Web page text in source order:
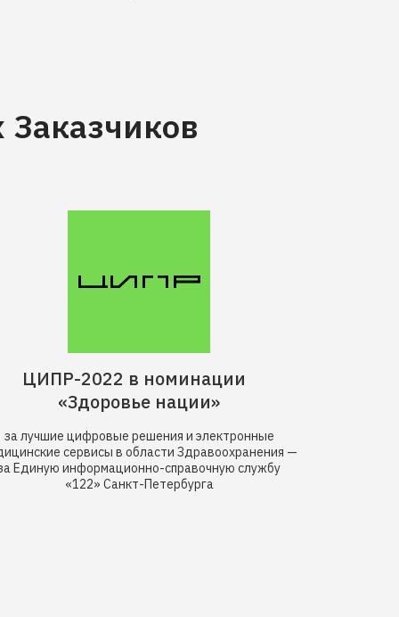
ЦИПР-2022 в номинации
«Здоровье нации»
за лучшие цифровые решения и электронные
сервисы в области Здравоохранения —
Единую информационно-справочную службу
«122» Cанкт-Петербурга